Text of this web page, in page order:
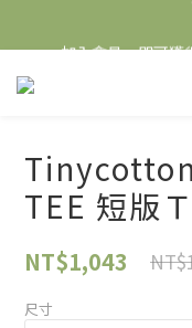
加入會員，即可獲
滿5000送
TEE 短版Ｔ
NT$1,043
尺寸